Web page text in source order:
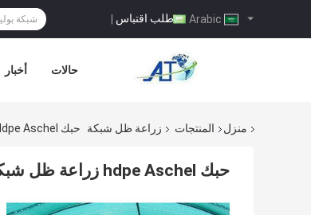
طلب اقتباس |
أخبار حالات
منزل المنتجات زراعة ظل شبكة حبك Hdpe Aschel زراعة ظل شبكة لدفيئة, 30gsm-300gsm
حبك hdpe Aschel زراعة ظل شبكة لدفيئة, 30gsm-300gsm